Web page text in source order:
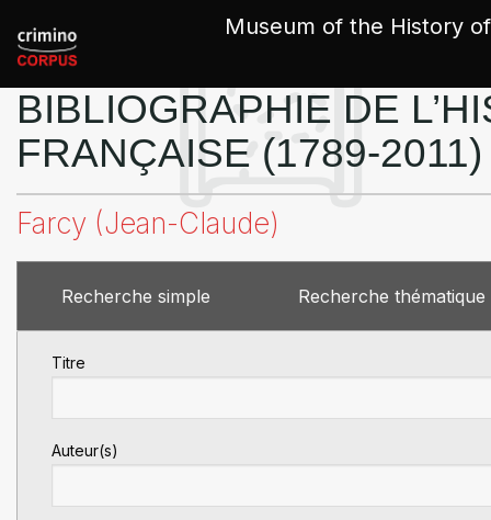
Museum of the History
BIBLIOGRAPHIE DE
FRANÇAISE (1789-2011)
Farcy (Jean-Claude)
Recherche simple Recherche thématique
Titre
Auteur(s)
Cookies management panel